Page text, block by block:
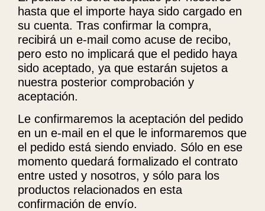
hasta que el importe haya sido cargado en
su cuenta. Tras confirmar la compra,
recibirá un e-mail como acuse de recibo,
pero esto no implicará que el pedido haya
sido aceptado, ya que estarán sujetos a
nuestra posterior comprobación y
aceptación.
Le confirmaremos la aceptación del pedido
en un e-mail en el que le informaremos que
el pedido está siendo enviado. Sólo en ese
momento quedará formalizado el contrato
entre usted y nosotros, y sólo para los
productos relacionados en esta
confirmación de envío.